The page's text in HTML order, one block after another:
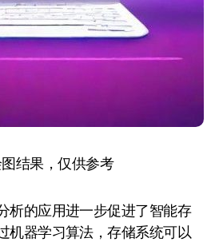
结果，仅供参考
析的应用进一步促进了智能存
机器学习算法，存储系统可以